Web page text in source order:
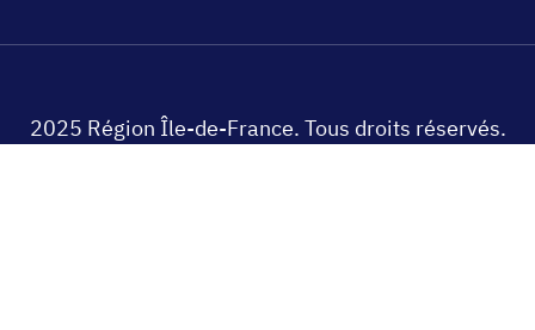
2025 Région Île-de-France. Tous droits réservés.